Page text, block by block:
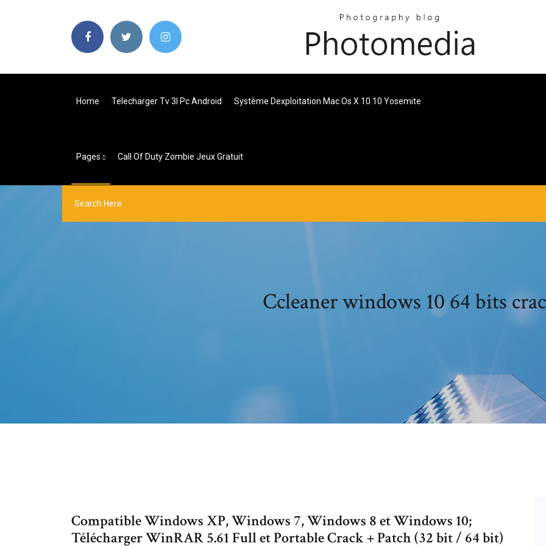
Home Telecharger Tv 3l Pc Android Système Dexploitation Mac Os X 10.10 Yosemite
Pages Call Of Duty Zombie Jeux Gratuit
Ccleaner windows 10 64 bits
Compatible Windows XP, Windows 7, Windows 8 et Windows 10;
Télécharger WinRAR 5.61 Full et Portable Crack + Patch (32 bit / 64 bit)